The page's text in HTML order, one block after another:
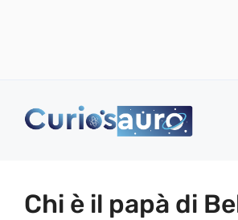
Chi è il papà di